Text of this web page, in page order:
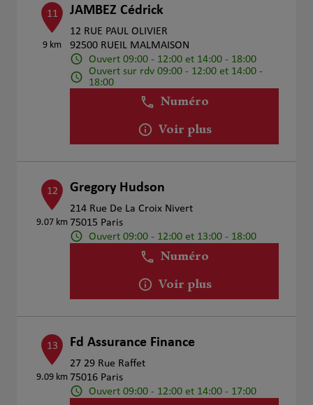
11
9 km
JAMBEZ Cédrick
12 RUE PAUL OLIVIER
92500 RUEIL MALMAISON
Ouvert 09:00 - 12:00 et 14:00 - 18:00
Ouvert sur rdv 09:00 - 12:00 et 14:00 -
18:00
Numéro
Voir plus
12
9.07 km
Gregory Hudson
214 Rue De La Croix Nivert
75015 Paris
Ouvert 09:00 - 12:00 et 13:00 - 18:00
Numéro
Voir plus
13
9.09 km
Fd Assurance Finance
27 29 Rue Raffet
75016 Paris
Ouvert 09:00 - 12:00 et 14:00 - 17:00